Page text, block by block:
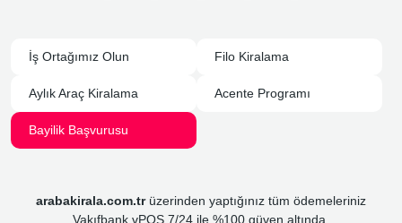
İş Ortağımız Olun Filo Kiralama
Aylık Araç Kiralama Acente Programı
Bayilik Başvurusu
arabakirala.com.trüzerinden yaptığınız tüm ödemeleriniz
Vakıfbank vPOS 7/24 ile %100 güven altında.